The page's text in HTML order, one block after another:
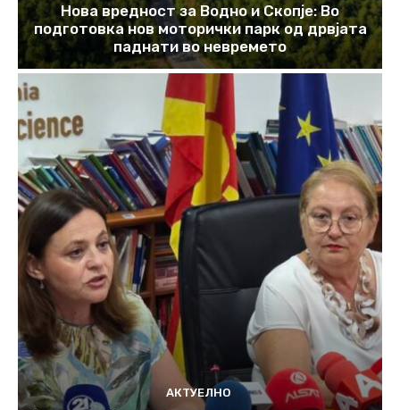
Нова вредност за Водно и Скопје: Во
подготовка нов моторички парк од дрвјата
паднати во невремето
АКТУЕЛНО